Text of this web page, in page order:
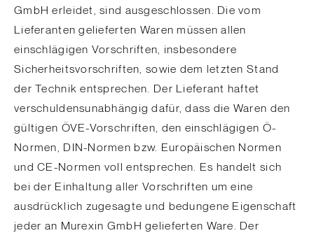
GmbH erleidet, sind ausgeschlossen. Die vom
Lieferanten gelieferten Waren müssen allen
einschlägigen Vorschriften, insbesondere
Sicherheitsvorschriften, sowie dem letzten Stand
der Technik entsprechen. Der Lieferant haftet
verschuldensunabhängig dafür, dass die Waren den
gültigen ÖVE-Vorschriften, den einschlägigen Ö-
Normen, DIN-Normen bzw. Europäischen Normen
und CE-Normen voll entsprechen. Es handelt sich
bei der Einhaltung aller Vorschriften um eine
ausdrücklich zugesagte und bedungene Eigenschaft
jeder an Murexin GmbH gelieferten Ware. Der